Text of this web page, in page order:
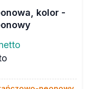
kolor -